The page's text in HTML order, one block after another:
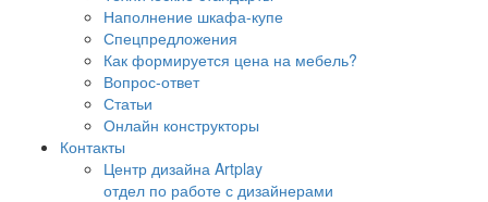
Наполнение шкафа-купе
Спецпредложения
Как формируется цена на мебель?
Вопрос-ответ
Статьи
Онлайн конструкторы
Контакты
Центр дизайна Artplay
отдел по работе с дизайнерами